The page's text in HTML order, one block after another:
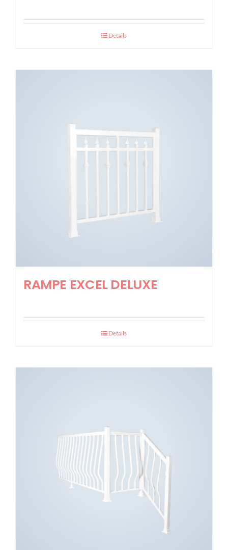
Details
RAMPE EXCEL DELUXE
Details